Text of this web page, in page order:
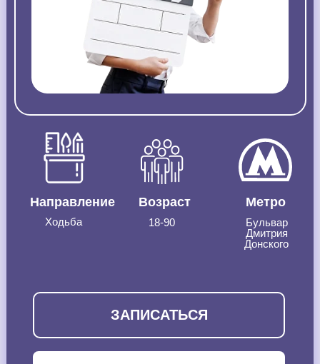
Направление
Ходьба
Возраст
18-90
Метро
Бульвар
Дмитрия
Донского
ЗАПИСАТЬСЯ